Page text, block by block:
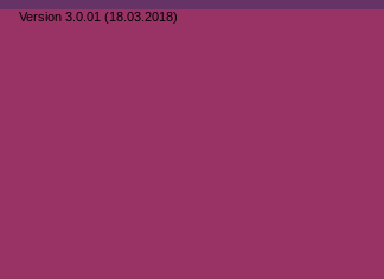
Version 3.0.01 (18.03.2018)